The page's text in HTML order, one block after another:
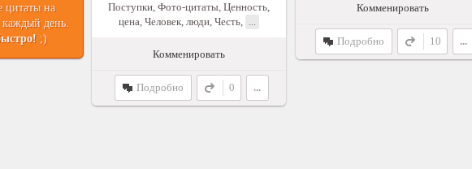
Комменировать
Подробно 10 ...
Поступки, Фото-цитаты, Ценность,
цена, Человек, люди, Честь, ...
Комменировать
Подробно 0 ...
цитаты на
каждый день.
;)